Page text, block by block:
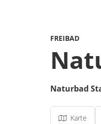
FREIBAD
Naturbad
Karte